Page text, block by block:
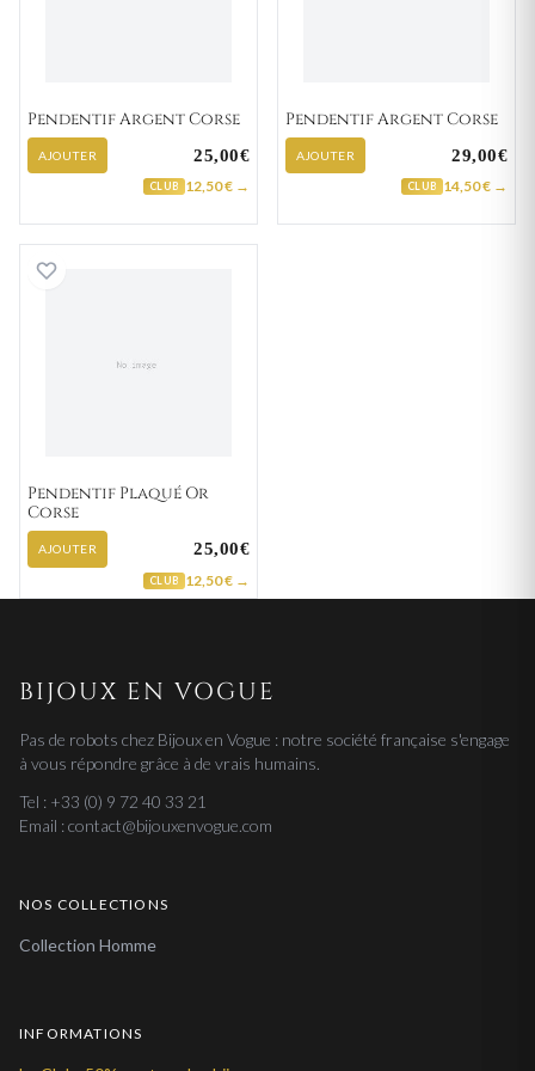
Pendentif Argent Corse
AJOUTER 25,00€
CLUB 12,50 € →
Pendentif Argent Corse
AJOUTER 29,00€
CLUB 14,50 € →
Pendentif Plaqué Or
Corse
AJOUTER 25,00€
CLUB 12,50 € →
BIJOUX EN VOGUE
Pas de robots chez Bijoux en Vogue : notre société française s'engage
à vous répondre grâce à de vrais humains.
Tel : +33 (0) 9 72 40 33 21
Email : contact@bijouxenvogue.com
NOS COLLECTIONS
Collection Homme
INFORMATIONS